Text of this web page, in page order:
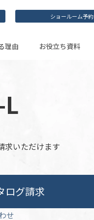
ショールーム予約
理由 お役立ち資料
求いただけます
ログ請求
せ